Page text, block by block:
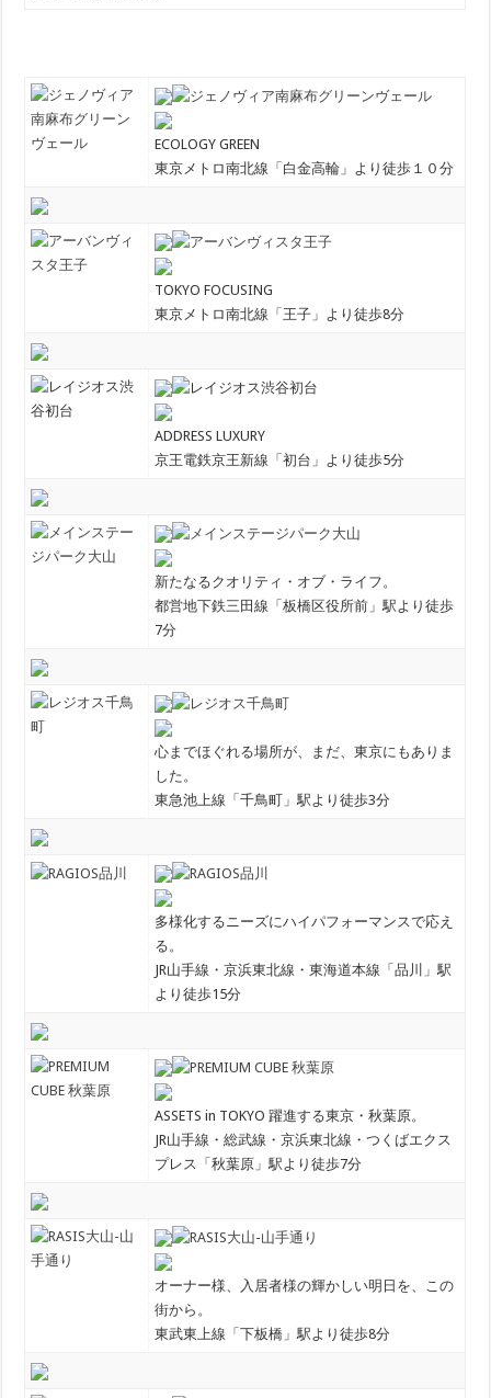
ECOLOGY GREEN
東京メトロ南北線「白金高輪」より徒歩１０分
TOKYO FOCUSING
東京メトロ南北線「王子」より徒歩8分
ADDRESS LUXURY
京王電鉄京王新線「初台」より徒歩5分
新たなるクオリティ・オブ・ライフ。
都営地下鉄三田線「板橋区役所前」駅より徒歩
7分
心までほぐれる場所が、まだ、東京にもありま
した。
東急池上線「千鳥町」駅より徒歩3分
多様化するニーズにハイパフォーマンスで応え
る。
JR山手線・京浜東北線・東海道本線「品川」駅
より徒歩15分
ASSETS in TOKYO 躍進する東京・秋葉原。
JR山手線・総武線・京浜東北線・つくばエクス
プレス「秋葉原」駅より徒歩7分
オーナー様、入居者様の輝かしい明日を、この
街から。
東武東上線「下板橋」駅より徒歩8分